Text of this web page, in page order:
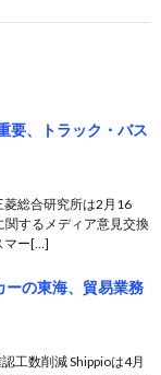
要、トラック・バス
菱総合研究所は2月16
関するメディア意見交換
マー[…]
ーの東海、貿易業務
工数削減 Shippioは4月